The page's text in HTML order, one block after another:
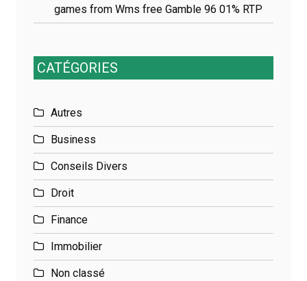
games from Wms free Gamble 96 01% RTP
CATÉGORIES
Autres
Business
Conseils Divers
Droit
Finance
Immobilier
Non classé